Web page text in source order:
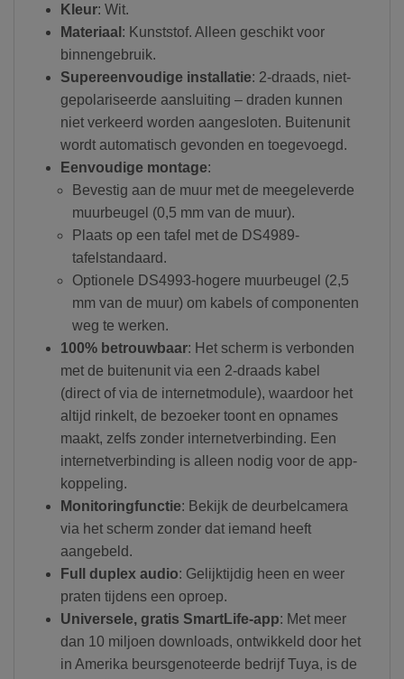
Kleur: Wit.
Materiaal : Kunststof. Alleen geschikt voor
binnengebruik.
Supereenvoudige installatie: 2-draads, niet-
gepolariseerde aansluiting – draden kunnen
niet verkeerd worden aangesloten. Buitenunit
wordt automatisch gevonden en toegevoegd.
Eenvoudige montage:
Bevestig aan de muur met de meegeleverde
muurbeugel (0,5 mm van de muur).
Plaats op een tafel met de DS4989-
tafelstandaard.
Optionele DS4993-hogere muurbeugel (2,5
mm van de muur) om kabels of componenten
weg te werken.
100% betrouwbaar: Het scherm is verbonden
met de buitenunit via een 2-draads kabel
(direct of via de internetmodule), waardoor het
altijd rinkelt, de bezoeker toont en opnames
maakt, zelfs zonder internetverbinding. Een
internetverbinding is alleen nodig voor de app-
koppeling.
Monitoringfunctie: Bekijk de deurbelcamera
via het scherm zonder dat iemand heeft
aangebeld.
Full duplex audio: Gelijktijdig heen en weer
praten tijdens een oproep.
Universele, gratis SmartLife-app: Met meer
dan 10 miljoen downloads, ontwikkeld door het
in Amerika beursgenoteerde bedrijf Tuya, is de